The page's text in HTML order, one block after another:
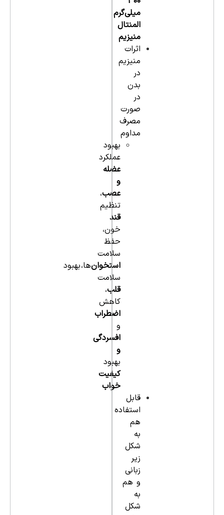
میلی‌گرم
المنتال
منیزیم
اثرات
منیزیم
در
بدن
در
صورت
مصرف
مداوم
بهبود
عملکرد
عضله
و
عصب،
تنظیم
قند
خون،
حفظ
سلامت
استخوان‌ها، بهبود
سلامت
قلب،
کاهش
اضطراب
و
افسردگی
و
بهبود
کیفیت
خواب
قابل
استفاده
هم
به
شکل
زیر
زبانی
و هم
به
شکل